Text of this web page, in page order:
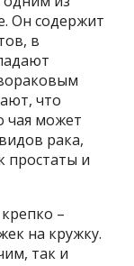
Он содержит
в
что
чая может
рака,
простаты и
–
на кружку.
так и